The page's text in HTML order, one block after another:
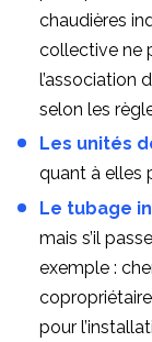
chaudières
collective ne
l’association
selon les
Les unités
quant à elles
Le tubage
mais s’il
exemple :
copropriétaire
pour